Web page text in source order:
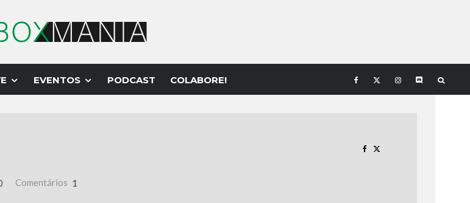
EVENTOS PODCAST COLABORE!
Comentários 1